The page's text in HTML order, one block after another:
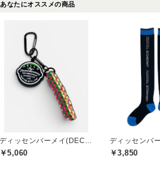
あなたにオススメの商品
￥5,060 ￥3,850